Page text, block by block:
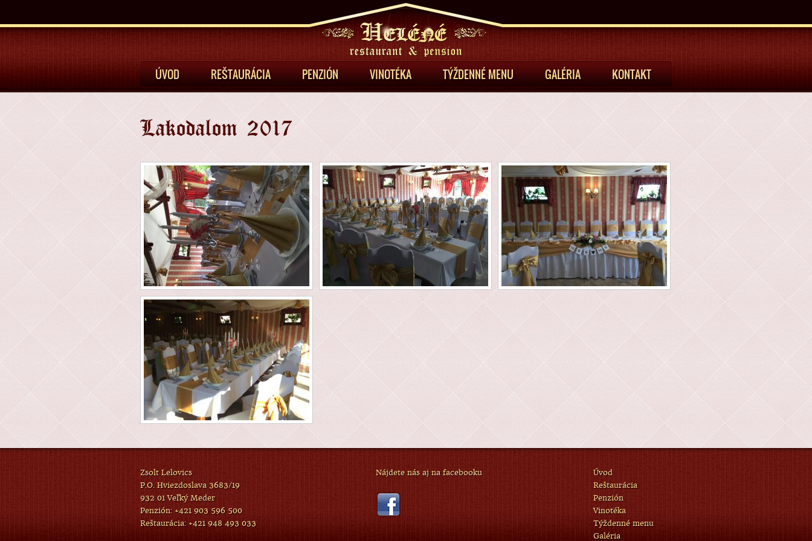
Jump to Navigation
ÚVOD REŠTAURÁCIA PENZIÓN VINOTÉKA TÝŽDENNÉ MENU GALÉRIA KONTAKT
Lakodalom 2017
Zsolt Lelovics
P.O. Hviezdoslava 3683/19
932 01 Veľký Meder
Penzión: +421 903 596 500
Reštaurácia: +421 948 493 033
Nájdete nás aj na facebooku
Úvod
Reštaurácia
Penzión
Vinotéka
Týždenné menu
Galéria